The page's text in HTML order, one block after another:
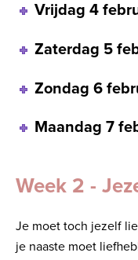
Vrijdag 4
Zaterdag 5
Zondag 6
Maandag 7
Week 2 -
Je moet toch jezelf
je naaste moet